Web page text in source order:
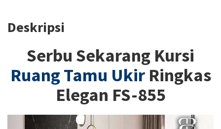
Deskripsi
Serbu Sekarang Kursi
Ruang Tamu UkirRingkas
Elegan FS-855